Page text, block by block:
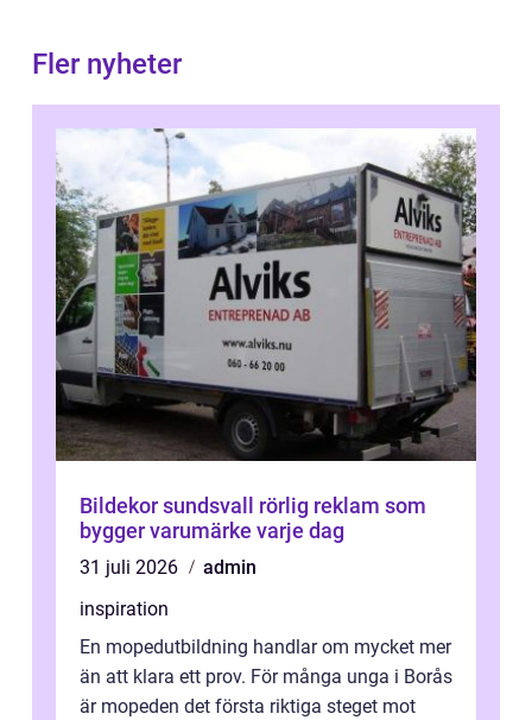
Fler nyheter
Bildekor sundsvall rörlig reklam som
bygger varumärke varje dag
31 juli 2026
admin
inspiration
En mopedutbildning handlar om mycket mer
än att klara ett prov. För många unga i Borås
är mopeden det första riktiga steget mot